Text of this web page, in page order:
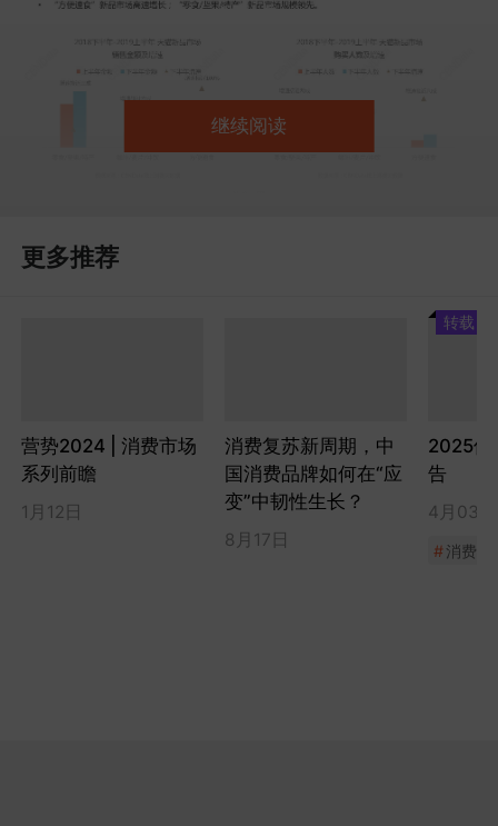
继续阅读
更多推荐
营势2024 | 消费市场
系列前瞻
1月12日
消费复苏新周期，中
国消费品牌如何在“应
变”中韧性生长？
8月17日
2025保
告
4月03日
# 消费趋
转载